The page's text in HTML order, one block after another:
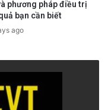
vào
sự phối hợp
buộc não phải
bàn tay và cánh
phương pháp điều trị
bạn cần biết
ago